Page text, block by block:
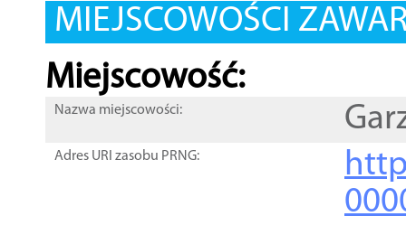
MIEJSCOWOŚCI
Miejscowość:
Nazwa miejscowości:
Adres URI zasobu PRNG: